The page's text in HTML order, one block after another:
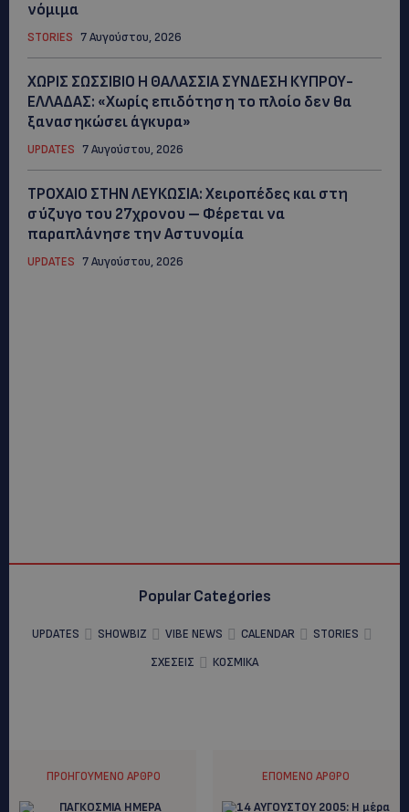
νόμιμα
STORIES 7 Αυγούστου, 2026
ΧΩΡΙΣ ΣΩΣΣΙΒΙΟ Η ΘΑΛΑΣΣΙΑ ΣΥΝΔΕΣΗ ΚΥΠΡΟΥ-
ΕΛΛΑΔΑΣ: «Χωρίς επιδότηση το πλοίο δεν θα
ξανασηκώσει άγκυρα»
UPDATES 7 Αυγούστου, 2026
ΤΡΟΧΑΙΟ ΣΤΗΝ ΛΕΥΚΩΣΙΑ: Χειροπέδες και στη
σύζυγο του 27χρονου – Φέρεται να
παραπλάνησε την Αστυνομία
UPDATES 7 Αυγούστου, 2026
Popular Categories
UPDATES SHOWBIZ VIBE NEWS CALENDAR
STORIES
ΣΧΕΣΕΙΣ
ΚΟΣΜΙΚΑ
ΠΡΟΗΓΟΎΜΕΝΟ ΆΡΘΡΟ ΕΠΌΜΕΝΟ ΆΡΘΡΟ